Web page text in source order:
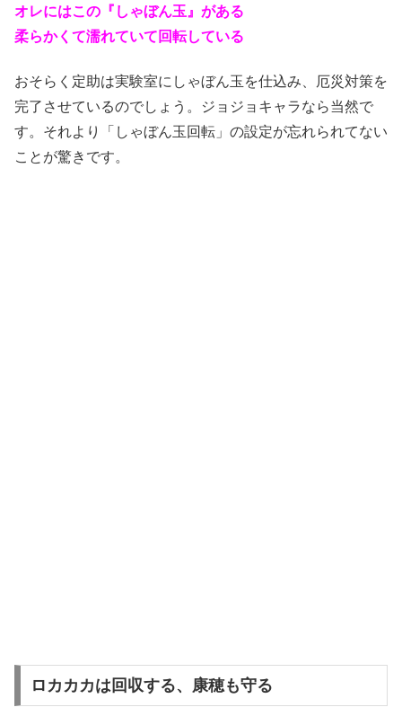
オレにはこの『しゃぼん玉』がある
柔らかくて濡れていて回転している
おそらく定助は実験室にしゃぼん玉を仕込み、厄災対策を
完了させているのでしょう。ジョジョキャラなら当然で
す。それより「しゃぼん玉回転」の設定が忘れられてない
ことが驚きです。
ロカカカは回収する、康穂も守る